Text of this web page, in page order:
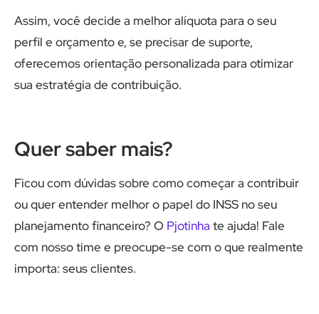
Assim, você decide a melhor alíquota para o seu
perfil e orçamento e, se precisar de suporte,
oferecemos orientação personalizada para otimizar
sua estratégia de contribuição.
Quer saber mais?
Ficou com dúvidas sobre como começar a contribuir
ou quer entender melhor o papel do INSS no seu
planejamento financeiro? O Pjotinha te ajuda! Fale
com nosso time e preocupe-se com o que realmente
importa: seus clientes.